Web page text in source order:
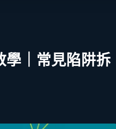
學｜常見陷阱拆